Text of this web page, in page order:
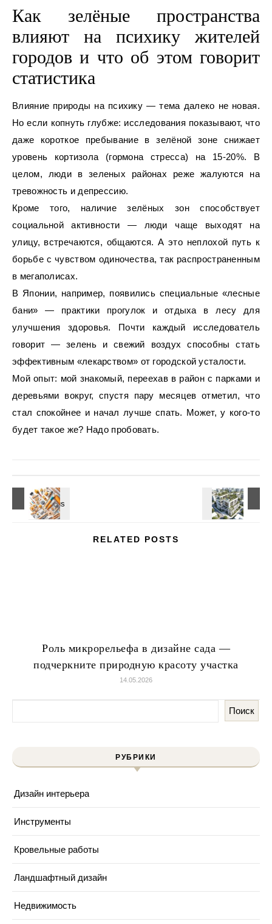
Как зелёные пространства
влияют на психику жителей
городов и что об этом говорит
статистика
Влияние природы на психику — тема далеко не новая.
Но если копнуть глубже: исследования показывают, что
даже короткое пребывание в зелёной зоне снижает
уровень кортизола (гормона стресса) на 15-20%. В
целом, люди в зеленых районах реже жалуются на
тревожность и депрессию.
Кроме того, наличие зелёных зон способствует
социальной активности — люди чаще выходят на
улицу, встречаются, общаются. А это неплохой путь к
борьбе с чувством одиночества, так распространенным
в мегаполисах.
В Японии, например, появились специальные «лесные
бани» — практики прогулок и отдыха в лесу для
улучшения здоровья. Почти каждый исследователь
говорит — зелень и свежий воздух способны стать
эффективным «лекарством» от городской усталости.
Мой опыт: мой знакомый, переехав в район с парками и
деревьями вокруг, спустя пару месяцев отметил, что
стал спокойнее и начал лучше спать. Может, у кого-то
будет такое же? Надо пробовать.
RELATED POSTS
Роль микрорельефа в дизайне сада —
подчеркните природную красоту участка
14.05.2026
Поиск
РУБРИКИ
Дизайн интерьера
Инструменты
Кровельные работы
Ландшафтный дизайн
Недвижимость